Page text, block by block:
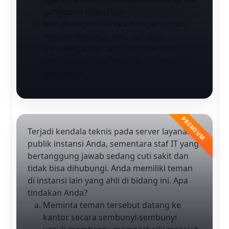
Terjadi kendala teknis pada server layanan
publik instansi Anda, sementara staf IT yang
bertanggung jawab sedang cuti sakit dan
tidak bisa dihubungi. Anda memiliki teman
di instansi lain yang ahli di bidang ini. Apa
tindakan Anda?
Meminta teman tersebut datang ke
kantor secara sembunyi-sembunyi